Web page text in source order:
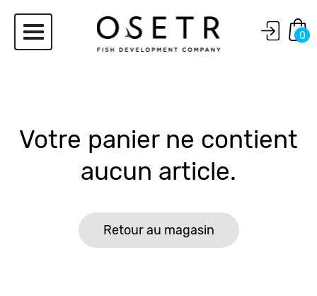
0
Votre panier ne contient
aucun article.
Retour au magasin